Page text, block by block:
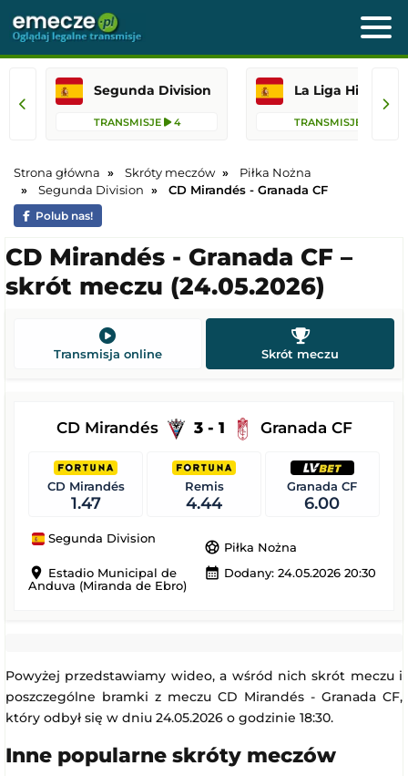
Segunda Division
TRANSMISJE 4 TRANSMISJE
Strona główna Skróty meczów
Piłka Nożna
Segunda Division
CD Mirandés - Granada CF
Polub nas!
CD Mirandés - Granada CF –
skrót meczu (24.05.2026)
Transmisja online Skrót meczu
CD Mirandés 3 - 1 Granada CF
CD Mirandés
1.47
Remis
4.44
Granada CF
6.00
Segunda Division
sports_soccer Piłka Nożna
location_on Estadio Municipal de
Anduva (Miranda de Ebro)
calendar_month Dodany: 24.05.2026 20:30
Powyżej przedstawiamy wideo, a wśród nich skrót meczu i
poszczególne bramki z meczu CD Mirandés - Granada CF,
który odbył się w dniu 24.05.2026 o godzinie 18:30.
Inne popularne skróty meczów